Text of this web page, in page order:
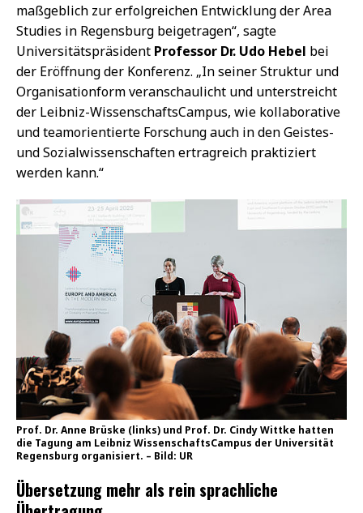
maßgeblich zur erfolgreichen Entwicklung der Area
Studies in Regensburg beigetragen“, sagte
Universitätspräsident Professor Dr. Udo Hebel bei
der Eröffnung der Konferenz. „In seiner Struktur und
Organisationform veranschaulicht und unterstreicht
der Leibniz-WissenschaftsCampus, wie kollaborative
und teamorientierte Forschung auch in den Geistes-
und Sozialwissenschaften ertragreich praktiziert
werden kann.“
Prof. Dr. Anne Brüske (links) und Prof. Dr. Cindy Wittke hatten
die Tagung am Leibniz WissenschaftsCampus der Universität
Regensburg organisiert. – Bild: UR
Übersetzung mehr als rein sprachliche